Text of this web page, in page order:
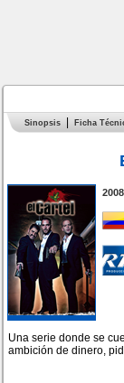
Sinopsis Ficha
2008
Una serie donde se
ambición de dinero,